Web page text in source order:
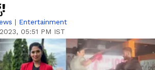
| Entertainment
05:51 PM IST